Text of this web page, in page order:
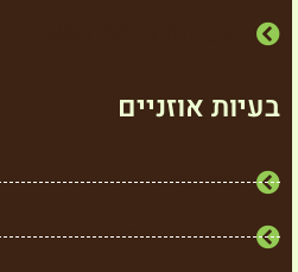
בעיות אוזניים
טינטון
נוזלים באוזניים